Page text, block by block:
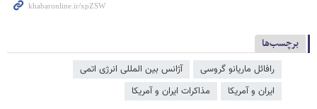
برچسب‌ها
رافائل ماریانو گروسی
آژانس بین المللی انرژی اتمی
ایران و آمریکا
مذاکرات ایران و آمریکا